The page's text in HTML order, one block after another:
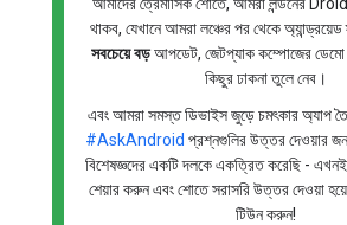
থাকব, যেখানে আমরা লঞ্চের পর থেকে অ্যান্ড্রয়েড
সবচেয়ে বড়আপডেট, জেটপ্যাক কম্পোজের
কিছুর ঢাকনা তুলে নেব।
এবং আমরা সমস্ত ডিভাইস জুড়ে চমৎকার অ্যাপ
#AskAndroid প্রশ্নগুলির উত্তর দেওয়ার
বিশেষজ্ঞদের একটি দলকে একত্রিত করেছি -
শেয়ার করুন এবং শোতে সরাসরি উত্তর দেওয়া
টিউন করুন!